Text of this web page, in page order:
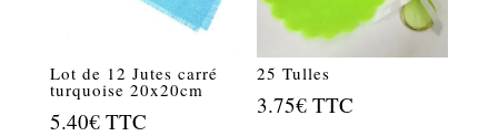
Lot de 12 Jutes carré
turquoise 20x20cm
5.40€ TTC
25 Tulles
3.75€ TTC